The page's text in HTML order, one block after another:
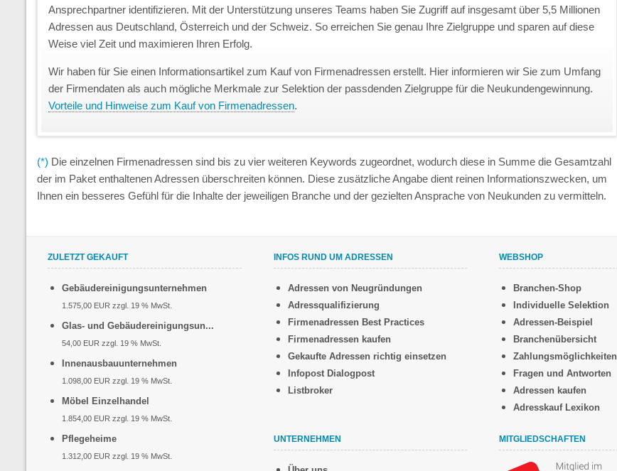
Ansprechpartner identifizieren. Mit der Unterstützung unseres Teams haben Sie Zugriff auf insgesamt über 5,5 Millionen
Adressen aus Deutschland, Österreich und der Schweiz. So erreichen Sie genau Ihre Zielgruppe und sparen auf diese
Weise viel Zeit und maximieren Ihren Erfolg.
Wir haben für Sie einen Informationsartikel zum Kauf von Firmenadressen erstellt. Hier informieren wir Sie zum Umfang
der Firmendaten als auch mögliche Merkmale zur Selektion der passdenden Zielgruppe für die Neukundengewinnung.
Vorteile und Hinweise zum Kauf von Firmenadressen.
(*) Die einzelnen Firmenadressen sind bis zu vier weiteren Keywords zugeordnet, wodurch diese in Summe die Gesamtzahl
der im Paket enthaltenen Adressen überschreiten können. Diese zusätzliche Angabe dient reinen Informationszwecken, um
Ihnen ein besseres Gefühl für die Inhalte der jeweiligen Branche und der gezielten Ansprache von Neukunden zu vermitteln.
ZULETZT GEKAUFT
Gebäudereinigungsunternehmen
1.575,00 EUR zzgl. 19 % MwSt.
Glas- und Gebäudereinigungsun...
54,00 EUR zzgl. 19 % MwSt.
Innenausbauunternehmen
1.098,00 EUR zzgl. 19 % MwSt.
Möbel Einzelhandel
1.854,00 EUR zzgl. 19 % MwSt.
Pflegeheime
1.312,00 EUR zzgl. 19 % MwSt.
INFOS RUND UM ADRESSEN
Adressen von Neugründungen
Adressqualifizierung
Firmenadressen Best Practices
Firmenadressen kaufen
Gekaufte Adressen richtig einsetzen
Infopost Dialogpost
Listbroker
WEBSHOP
Branchen-Shop
Individuelle Selektion
Adressen-Beispiel
Branchenübersicht
Zahlungsmöglichkeiten
Fragen und Antworten
Adressen kaufen
Adresskauf Lexikon
UNTERNEHMEN MITGLIEDSCHAFTEN